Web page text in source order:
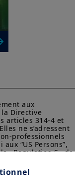
aux
Directive
articles 314-4 et
ne s’adressent
professionnels
“US Persons”,
«Regulation S» de